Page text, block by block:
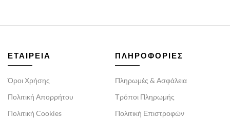
ΕΤΑΙΡΕΙΑ
Όροι Χρήσης
Πολιτική Απορρήτου
Πολιτική Cookies
ΠΛΗΡΟΦΟΡΙΕΣ
Πληρωμές & Ασφάλεια
Τρόποι Πληρωμής
Πολιτική Επιστροφών